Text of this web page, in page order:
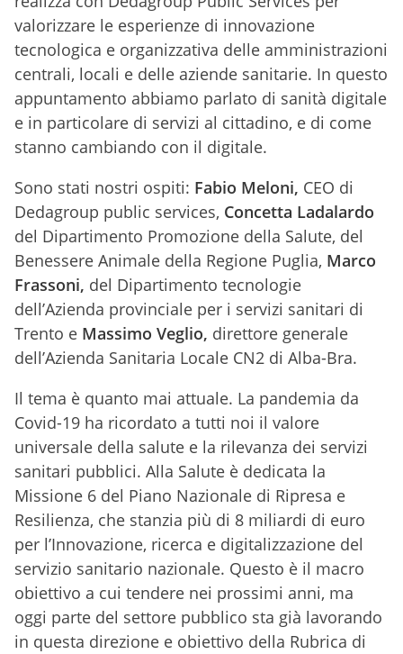
valorizzare le esperienze di innovazione
tecnologica e organizzativa delle amministrazioni
centrali, locali e delle aziende sanitarie. In questo
appuntamento abbiamo parlato di sanità digitale
e in particolare di servizi al cittadino, e di come
stanno cambiando con il digitale.
Sono stati nostri ospiti: Fabio Meloni, CEO di
Dedagroup public services, Concetta Ladalardo
del Dipartimento Promozione della Salute, del
Benessere Animale della Regione Puglia, Marco
Frassoni, del Dipartimento tecnologie
dell’Azienda provinciale per i servizi sanitari di
Trento e Massimo Veglio, direttore generale
dell’Azienda Sanitaria Locale CN2 di Alba-Bra.
Il tema è quanto mai attuale. La pandemia da
Covid-19 ha ricordato a tutti noi il valore
universale della salute e la rilevanza dei servizi
sanitari pubblici. Alla Salute è dedicata la
Missione 6 del Piano Nazionale di Ripresa e
Resilienza, che stanzia più di 8 miliardi di euro
per l’Innovazione, ricerca e digitalizzazione del
servizio sanitario nazionale. Questo è il macro
obiettivo a cui tendere nei prossimi anni, ma
oggi parte del settore pubblico sta già lavorando
in questa direzione e obiettivo della Rubrica di